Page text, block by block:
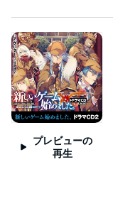
プレビューの
再生